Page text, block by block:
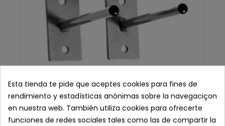
Esta tienda te pide que aceptes cookies para fines de
rendimiento y estadísticas anónimas sobre la navegaciçon
en nuestra web. También utiliza cookies para ofrecerte
funciones de redes sociales tales como las de compartir la